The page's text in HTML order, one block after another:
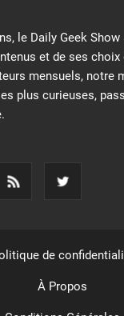
le Daily Geek
et de ses
mensuels, notre
plus curieuses,
de
À Propos